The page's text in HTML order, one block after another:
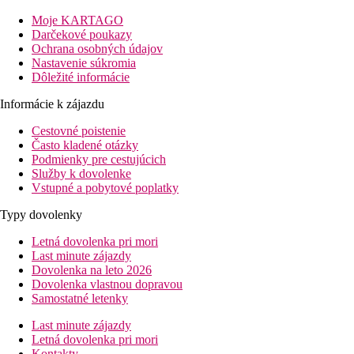
bazénmi pre deti i dospelých a nádhernou piesočnatou plážou s
okruhliakmi. Milovníci dobrého jedla určite ocenia možnosť
vybrať si zo štyroch tematických reštaurácií, na návštevu tiež
láka šesť barov. Hotel môžeme odporučiť klientom všetkých
vekových kategórií.
Vzdialenosť
letisko: 110 km Antalya
centrá: 20 km Alanya
nákupných možností: 0 m (v mieste)
Popis izby
Dvojlôžková izba
klimatizácia
sat TV
trezor (zadarmo)
minibar
kúpeľňa/WC (sušič vlasov)
set na prípravu čaju a kávy
Wi-Fi (zdarma)
Moje KARTAGO
Darčekové poukazy
Ochrana osobných údajov
Nastavenie súkromia
Dôležité informácie
Informácie k zájazdu
Cestovné poistenie
Často kladené otázky
Podmienky pre cestujúcich
Služby k dovolenke
Vstupné a pobytové poplatky
Typy dovolenky
Letná dovolenka pri mori
Last minute zájazdy
Dovolenka na leto 2026
Dovolenka vlastnou dopravou
Samostatné letenky
Last minute zájazdy
Letná dovolenka pri mori